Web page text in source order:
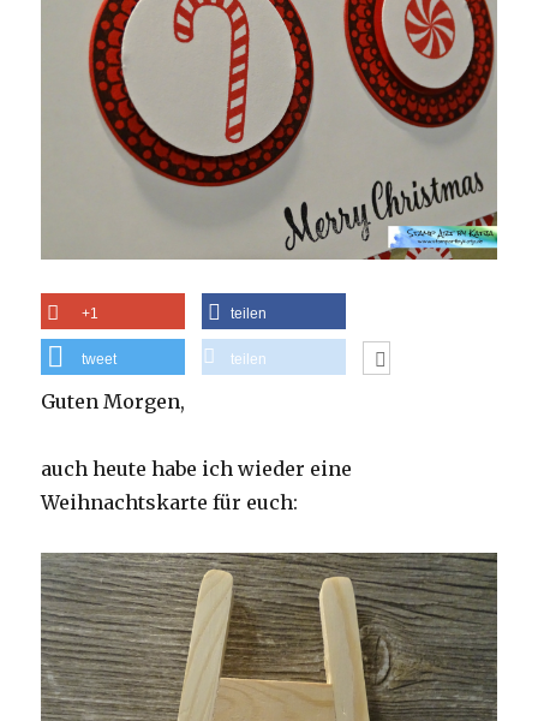
+1 teilen
tweet teilen
Guten Morgen,
auch heute habe ich wieder eine
Weihnachtskarte für euch: